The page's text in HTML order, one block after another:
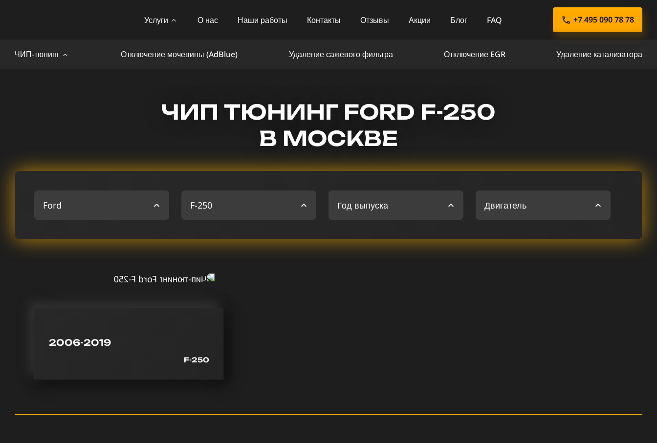
Услуги О нас Наши работы Контакты Отзывы Акции Блог FAQ +7 495 090 78 78
ЧИП-тюнинг Отключение мочевины (AdBlue) Удаление сажевого фильтра Отключение EGR Удаление катализатора
ЧИП ТЮНИНГ FORD F-250
В МОСКВЕ
Ford F-250 Год выпуска Двигатель
2006-2019
F-250